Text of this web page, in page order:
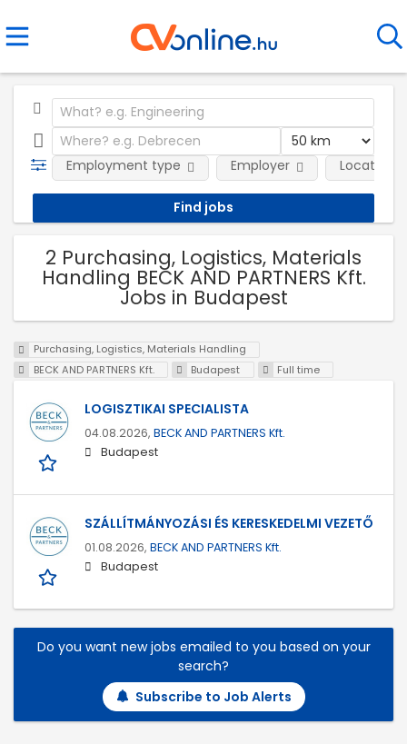
Employment type Employer Location
2 Purchasing, Logistics, Materials
Handling BECK AND PARTNERS Kft.
Jobs in Budapest
Purchasing, Logistics, Materials Handling
BECK AND PARTNERS Kft.
Budapest Full time
LOGISZTIKAI SPECIALISTA
04.08.2026, BECK AND PARTNERS Kft.
Budapest
SZÁLLÍTMÁNYOZÁSI ÉS KERESKEDELMI VEZETŐ
01.08.2026, BECK AND PARTNERS Kft.
Budapest
Do you want new jobs emailed to you based on your
search?
Subscribe to Job Alerts